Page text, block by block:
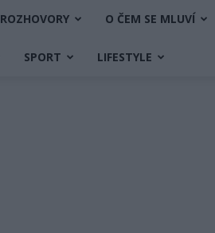
ROZHOVORY O ČEM SE MLUVÍ
SPORT LIFESTYLE